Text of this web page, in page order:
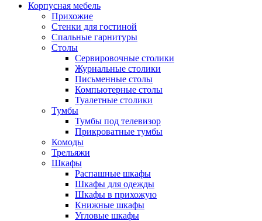
Корпусная мебель
Прихожие
Стенки для гостиной
Спальные гарнитуры
Столы
Сервировочные столики
Журнальные столики
Письменные столы
Компьютерные столы
Туалетные столики
Тумбы
Тумбы под телевизор
Прикроватные тумбы
Комоды
Трельяжи
Шкафы
Распашные шкафы
Шкафы для одежды
Шкафы в прихожую
Книжные шкафы
Угловые шкафы